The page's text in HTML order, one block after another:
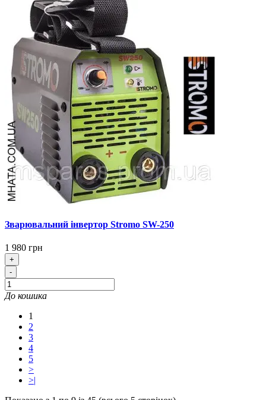
Зварювальний інвертор Stromo SW-250
1 980 грн
+
-
До кошика
1
2
3
4
5
>
>|